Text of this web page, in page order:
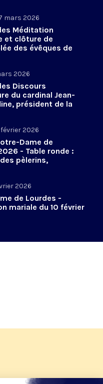
mars 2026
Méditation
et clôture de
des évêques de
2026
Discours
du cardinal Jean-
président de la
février 2026
Dame de
- Table ronde :
pèlerins,
2026
de Lourdes -
mariale du 10 février